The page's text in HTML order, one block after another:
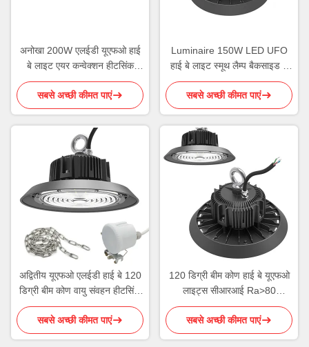
अनोखा 200W एलईडी यूएफओ हाई
बे लाइट एयर कन्वेक्शन हीटसिंक
165-170lm/W
सबसे अच्छी कीमत पाएं
Luminaire 150W LED UFO
हाई बे लाइट स्मूथ लैम्प बैकसाइड 5
साल की वारंटी
सबसे अच्छी कीमत पाएं
अद्वितीय यूएफओ एलईडी हाई बे 120
डिग्री बीम कोण वायु संवहन हीटसिंक
डिजाइन
सबसे अच्छी कीमत पाएं
120 डिग्री बीम कोण हाई बे यूएफओ
लाइट्स सीआरआई Ra>80
3000K-6000K रंग तापमान
सबसे अच्छी कीमत पाएं